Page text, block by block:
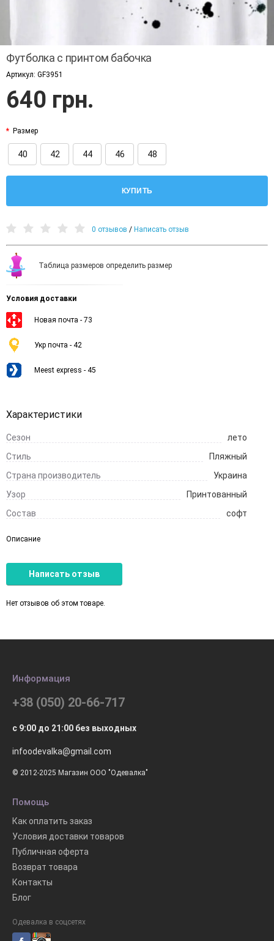
Футболка с принтом бабочка
Артикул: GF3951
640 грн.
Размер
40 42 44 46 48
КУПИТЬ
0 отзывов / Написать отзыв
Таблица размеров определить размер
Условия доставки
Новая почта - 73
Укр почта - 42
Meest express - 45
Характеристики
Сезон
лето
Стиль
Пляжный
Страна производитель
Украина
Узор
Принтованный
Состав
софт
Описание
Написать отзыв
Нет отзывов об этом товаре.
Информация
+38 (050) 20-66-717
с 9:00 до 21:00 без выходных
infoodevalka@gmail.com
© 2012-2025 Магазин ООО "Одевалка"
Помощь
Как оплатить заказ
Условия доставки товаров
Публичная оферта
Возврат товара
Контакты
Блог
Одевалка в соцсетях